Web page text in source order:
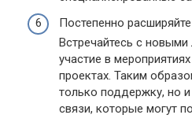
Постепенно
Встречайтесь с
участие в
проектах. Таким
только поддержку, но
связи, которые могут